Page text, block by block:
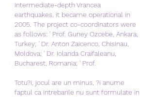
intermediate-depth Vrancea
earthquakes, it became operational in
2005. The project co-coordinators were
as follows: ' Prof. Guney Ozcebe, Ankara,
Turkey; ' Dr. Anton Zaicenco, Chisinau,
Moldova; ' Dr. Iolanda Craifaleanu,
Bucharest, Romania; ' Prof.
Totu?i, jocul are un minus, ?i anume
faptul ca intrebarile nu sunt formulate in